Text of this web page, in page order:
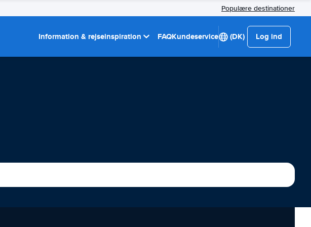
Populære destinationer
Information & rejseinspiration FAQKundeservice (DK) Log ind